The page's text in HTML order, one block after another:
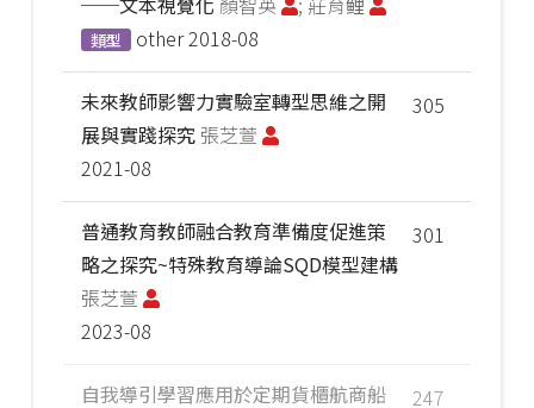
類型 other2018-08
305
未來教師影響力實驗室轉型思維之開
展與實踐探究 張芝萱
2021-08
301
普通教育教師融合教育準備度促進策
略之探究~特殊教育導論SQD模型建構
張芝萱
2023-08
247
自我導引學習應用於定期貨櫃航商船